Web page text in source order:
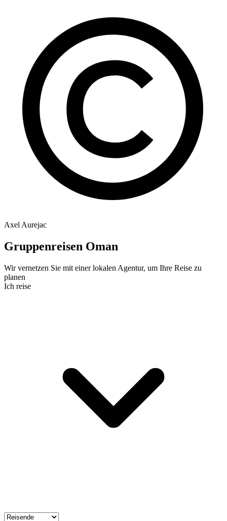
Axel Aurejac
Gruppenreisen Oman
Wir vernetzen Sie mit einer lokalen Agentur, um Ihre Reise zu
planen
Ich reise